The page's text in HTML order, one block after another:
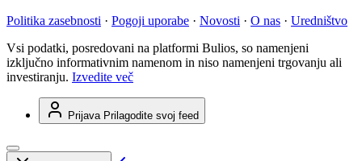
Politika zasebnosti · Pogoji uporabe · Novosti · O nas · Uredništvo
Vsi podatki, posredovani na platformi Bulios, so namenjeni
izključno informativnim namenom in niso namenjeni trgovanju ali
investiranju. Izvedite več
Prijava Prilagodite svoj feed